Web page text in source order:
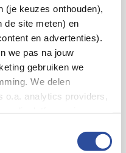
keuzes onthouden),
de site meten) en
en advertenties).
we pas na jouw
gebruiken we
We delen
o.a. analytics providers,
Je kunt je keuze op
op: